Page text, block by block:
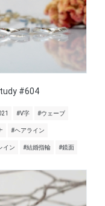
#604
#V字 #ウェーブ
#ヘアライン
イン #結婚指輪 #鏡面